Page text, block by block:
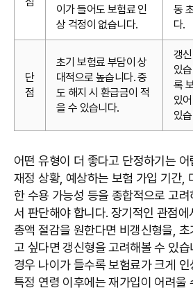
이가 들어도 보험료 인
상 걱정이 없습니다.
동
다.
단
점
초기 보험료 부담이 상
대적으로 높습니다. 중
도 해지 시 환급금이 적
을 수 있습니다.
갱
있
록
있
있
어떤 유형이 더 좋다고 단정하기는
재정 상황, 예상하는 보험 가입 기간,
한 수용 가능성 등을 종합적으로 고
서 판단해야 합니다. 장기적인 관점
총액 절감을 원한다면 비갱신형을,
고 싶다면 갱신형을 고려해볼 수 있습
경우 나이가 들수록 보험료가 크게
특정 연령 이후에는 재가입이 어려울